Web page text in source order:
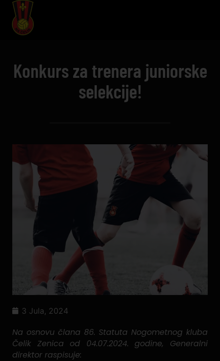
Konkurs za trenera juniorske
selekcije!
3 Jula, 2024
Na osnovu člana 86. Statuta Nogometnog kluba
Čelik Zenica od 04.07.2024. godine, Generalni
direktor raspisuje: